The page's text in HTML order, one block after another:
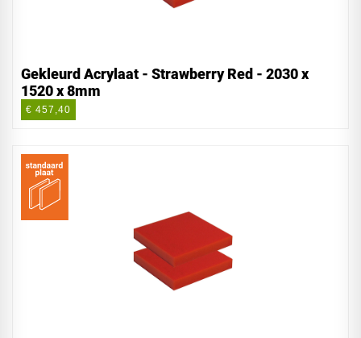
Gekleurd Acrylaat - Strawberry Red - 2030 x
1520 x 8mm
€ 457,40